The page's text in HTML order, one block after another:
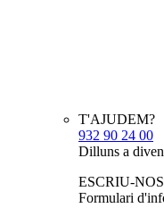
T'AJUDEM?
932 90 24 00
Dilluns a
ESCRIU-NOS
Formulari